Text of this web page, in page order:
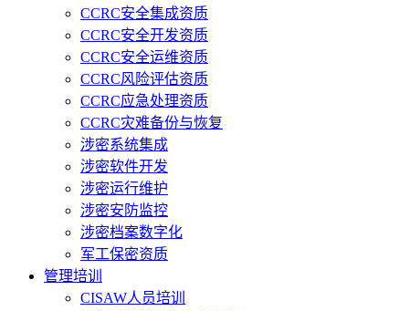
CCRC安全集成资质
CCRC安全开发资质
CCRC安全运维资质
CCRC风险评估资质
CCRC应急处理资质
CCRC灾难备份与恢复
涉密系统集成
涉密软件开发
涉密运行维护
涉密安防监控
涉密档案数字化
军工保密资质
管理培训
CISAW人员培训